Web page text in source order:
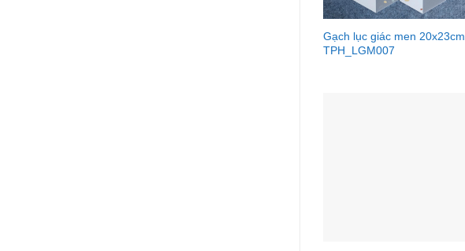
Gạch lục giác men 20x23cm
TPH_LGM007